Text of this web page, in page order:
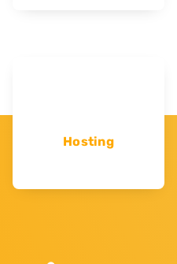
Hosting